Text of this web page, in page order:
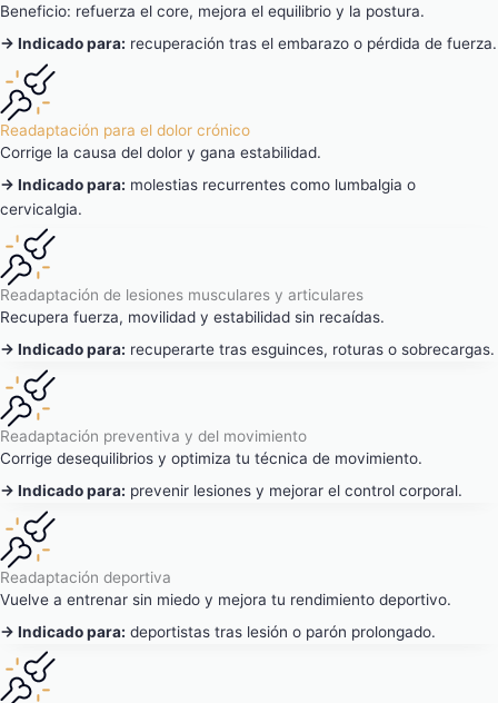
Beneficio: refuerza el core, mejora el equilibrio y la postura.
→ Indicado para: recuperación tras el embarazo o pérdida de fuerza.
Readaptación para el dolor crónico
Corrige la causa del dolor y gana estabilidad.
→ Indicado para: molestias recurrentes como lumbalgia o
cervicalgia.
Readaptación de lesiones musculares y articulares
Recupera fuerza, movilidad y estabilidad sin recaídas.
→ Indicado para: recuperarte tras esguinces, roturas o sobrecargas.
Readaptación preventiva y del movimiento
Corrige desequilibrios y optimiza tu técnica de movimiento.
→ Indicado para: prevenir lesiones y mejorar el control corporal.
Readaptación deportiva
Vuelve a entrenar sin miedo y mejora tu rendimiento deportivo.
→ Indicado para: deportistas tras lesión o parón prolongado.